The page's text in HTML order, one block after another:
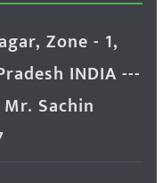
Zone - 1,
INDIA ---
Sachin